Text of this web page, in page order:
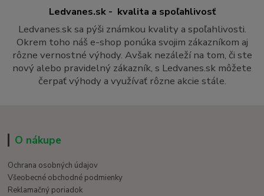
Ledvanes.sk - kvalita a spoľahlivosť
Ledvanes.sk sa pýši známkou kvality a spoľahlivosti.
Okrem toho náš e-shop ponúka svojim zákazníkom aj
rôzne vernostné výhody. Avšak nezáleží na tom, či ste
nový alebo pravidelný zákazník, s Ledvanes.sk môžete
čerpať výhody a využívať rôzne akcie stále.
O nákupe
Ochrana osobných údajov
Všeobecné obchodné podmienky
Reklamačný poriadok